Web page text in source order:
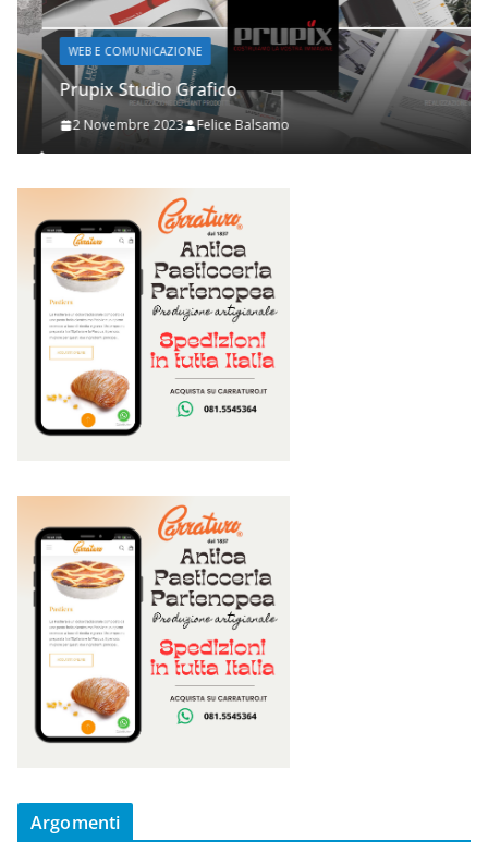
WEB E COMUNICAZIONE
Prupix Studio Grafico
2 Novembre 2023 Felice Balsamo
Argomenti